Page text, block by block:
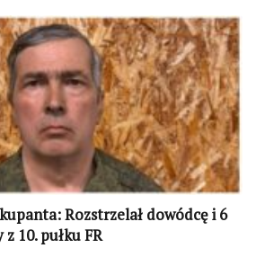
Rozstrzelał dowódcę i 6
10. pułku FR